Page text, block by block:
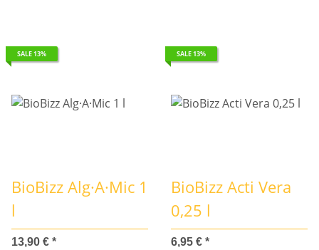
SALE 13%
BioBizz Alg·A·Mic 1
l
13,90 € *
SALE 13%
BioBizz Acti Vera
0,25 l
6,95 € *